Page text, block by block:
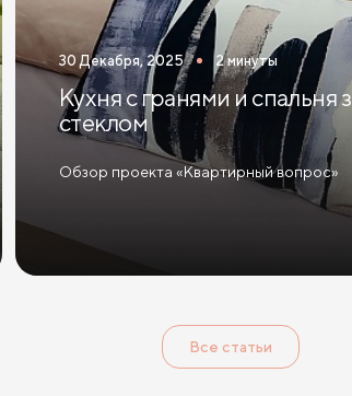
30 Декабря, 2025 2 минуты
Кухня с гранями и спальня за
стеклом
Обзор проекта «Квартирный вопрос»
Все статьи